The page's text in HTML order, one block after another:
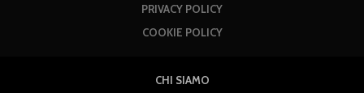
PRIVACY POLICY
COOKIE POLICY
CHI SIAMO